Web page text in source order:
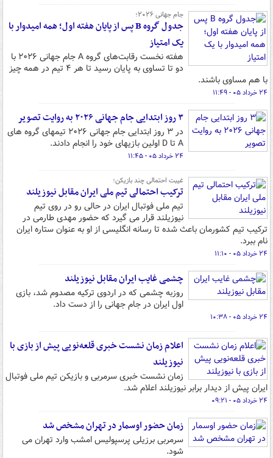
جام جهانی ۲۰۲۶؛
جدول گروه B پس از پایان هفته اول؛ همه امیدوار با
یک امتیاز
هفته نخست رقابت‌های گروه A جام جهانی ۲۰۲۶ با
دو تا تساوی به پایان رسید تا هر ۴ تیم در همه چیز
با هم مساوی باشند.
۲۴ خرداد ۰۵ - ۱۱:۴۹
۳ روز ابتدایی جام جهانی ۲۰۲۶ به روایت تصویر
در ۳ روز ابتدایی جام جهانی ۲۰۲۶ تیمهای گروه های
A تا D اولین بازیهای خود را انجام دادند.
۲۴ خرداد ۰۵ - ۱۱:۴۵
غیبت احتمالی چند بازیکن؛
ترکیب احتمالی تیم ملی ایران مقابل نیوزیلند
تیم ملی فوتبال ایران در حالی رو در روی تیم
نیوزیلند قرار می گیرد که حضور مهدی طارمی در
ترکیب تیم کشورمان باعث شده تا رسانه انگلیسی از او به عنوان ستاره ایران
نام ببرد.
۲۴ خرداد ۰۵ - ۱۱:۱۰
چشمی غایب ایران مقابل نیوزیلند
روزبه چشمی که در اردوی ترکیه مصدوم شد، بازی
اول ایران در جام جهانی را از دست داد.
۲۴ خرداد ۰۵ - ۱۰:۳۸
اعلام زمان نشست خبری قلعه‌نویی پیش از بازی با
نیوزیلند
زمان نشست خبری سرمربی و بازیکن تیم ملی فوتبال
ایران پیش از دیدار برابر نیوزیلند اعلام شد.
۲۴ خرداد ۰۵ - ۰۹:۲۱
زمان حضور اوسمار در تهران مشخص شد
سرمربی برزیلی پرسپولیس امشب وارد تهران می
شود.